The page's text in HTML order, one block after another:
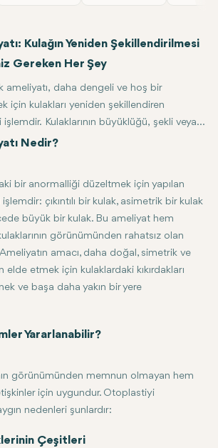
Kulağın Yeniden Şekillendirilmesi
Gereken Her Şey
ameliyatı, daha dengeli ve hoş bir
için kulakları yeniden şekillendiren
Kulaklarının büyüklüğü, şekli veya
bilinçli hisseden bireyler, daha iyi
tekniklerinin türleri ve iyileşme
Nedir?
bir anormalliği düzeltmek için yapılan
çıkıntılı bir kulak, asimetrik bir kulak
büyük bir kulak. Bu ameliyat hem
görünümünden rahatsız olan
Ameliyatın amacı, daha doğal, simetrik ve
etmek için kulaklardaki kıkırdakları
ve başa daha yakın bir yere
bir ameliyat olsa da, yırtılmış veya
Yararlanabilir?
görünümünden memnun olmayan hem
için uygundur. Otoplastiyi
nedenleri şunlardır:
Otoplasti: İnsanların otoplastiyi
insanlar, birinin diğerinden daha büyük
Büyük kulaklar, özellikle çocukluk ve
Otoplasti, travma, piercing veya diğer
Çeşitleri